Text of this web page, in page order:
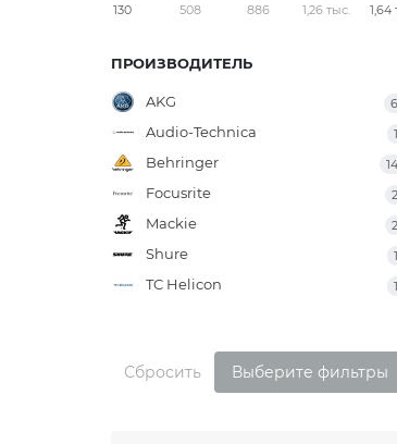
130 508 886 1,26 тыс. 1,64
ПРОИЗВОДИТЕЛЬ
AKG 6
Audio-Technica 1
Behringer 14
Focusrite 2
Mackie 2
Shure 1
TC Helicon 1
Сбросить Выберите фильтры